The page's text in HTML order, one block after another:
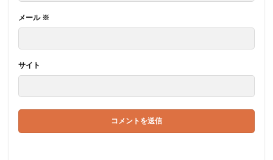
メール ※
サイト